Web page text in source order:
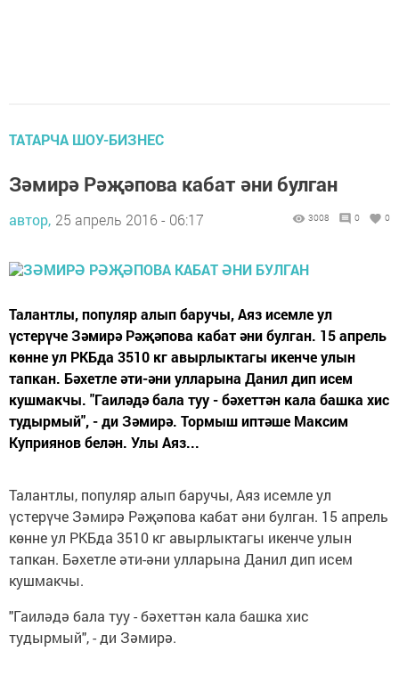
ТАТАРЧА ШОУ-БИЗНЕС
Зәмирә Рәҗәпова кабат әни булган
автор, 25 апрель 2016 - 06:17 3008 0 0
Талантлы, популяр алып баручы, Аяз исемле ул
үстерүче Зәмирә Рәҗәпова кабат әни булган. 15 апрель
көнне ул РКБда 3510 кг авырлыктагы икенче улын
тапкан. Бәхетле әти-әни улларына Данил дип исем
кушмакчы. "Гаиләдә бала туу - бәхеттән кала башка хис
тудырмый", - ди Зәмирә. Тормыш иптәше Максим
Куприянов белән. Улы Аяз...
Талантлы, популяр алып баручы, Аяз исемле ул
үстерүче Зәмирә Рәҗәпова кабат әни булган. 15 апрель
көнне ул РКБда 3510 кг авырлыктагы икенче улын
тапкан. Бәхетле әти-әни улларына Данил дип исем
кушмакчы.
"Гаиләдә бала туу - бәхеттән кала башка хис
тудырмый", - ди Зәмирә.